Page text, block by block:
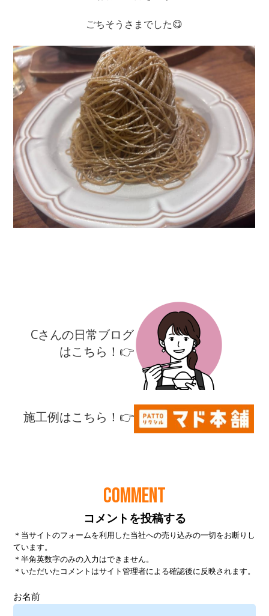
COMMENT
コメントを投稿する
＊当サイトのフォームを利用した当社への売り込みの一切をお断りし
ています。
＊半角英数字のみの入力はできません。
＊いただいたコメントはサイト管理者による確認後に反映されます。
お名前